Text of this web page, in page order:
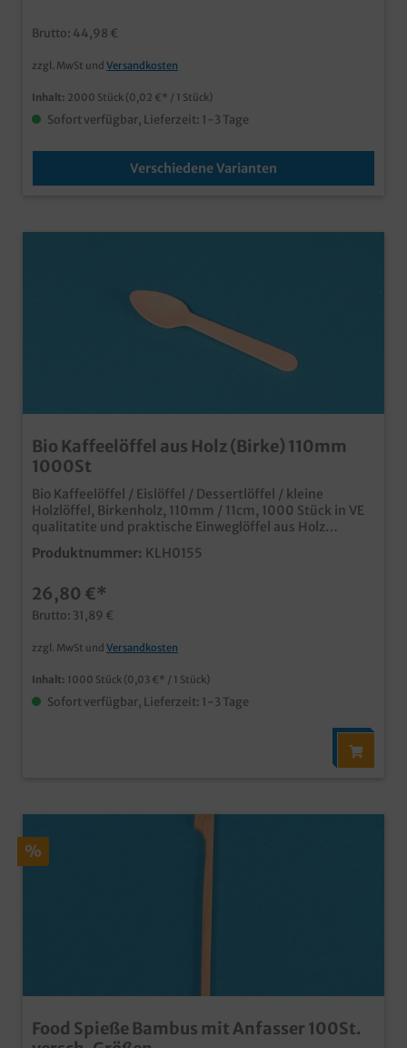
Brutto: 44,98 €
zzgl. MwSt und Versandkosten
Inhalt: 2000 Stück (0,02 €* / 1 Stück)
Sofort verfügbar, Lieferzeit: 1-3 Tage
Verschiedene Varianten
Bio Kaffeelöffel aus Holz (Birke) 110mm
1000St
Bio Kaffeelöffel / Eislöffel / Dessertlöffel / kleine
Holzlöffel, Birkenholz, 110mm / 11cm, 1000 Stück in VE
qualitatite und praktische Einweglöffel aus Holz
umweltfreundlich und nachhaltig aus heimischen
Birkenholz ideale Lösung für Coffee to go, Eiskrem,
Produktnummer: KLH0155
26,80 €*
Brutto: 31,89 €
zzgl. MwSt und Versandkosten
Inhalt: 1000 Stück (0,03 €* / 1 Stück)
Sofort verfügbar, Lieferzeit: 1-3 Tage
%
Food Spieße Bambus mit Anfasser 100St.